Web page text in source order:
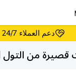
دعم العملاء 24/7
أسعار معقولة
من التول